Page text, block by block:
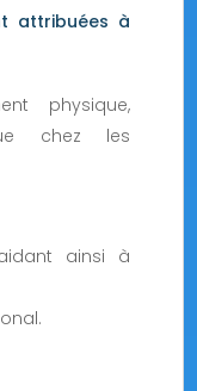
attribuées à
physique,
chez les
ainsi à